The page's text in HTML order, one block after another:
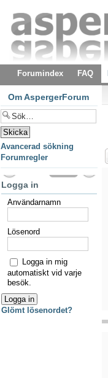
Forumindex FAQ
Om AspergerForum
Avancerad sökning
Forumregler
Logga in
Användarnamn
Lösenord
Logga in mig
automatiskt vid varje
besök.
Glömt lösenordet?